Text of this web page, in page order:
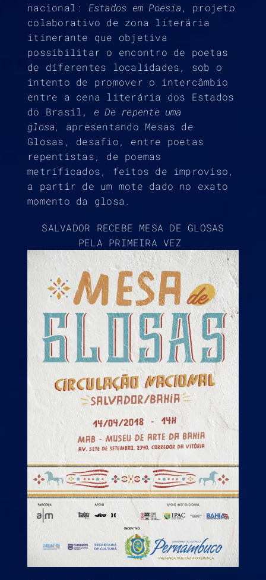
nacional: Estados em Poesia, projeto
colaborativo de zona literária
itinerante que objetiva
possibilitar o encontro de poetas
de diferentes localidades, sob o
intento de promover o intercâmbio
entre a cena literária dos Estados
do Brasil,
e De repente uma
glosa, apresentando Mesas de
Glosas, desafio, entre poetas
repentistas, de poemas
metrificados, feitos de improviso,
a partir de um mote dado no exato
momento da glosa.
SALVADOR RECEBE MESA DE GLOSAS
PELA PRIMEIRA VEZ